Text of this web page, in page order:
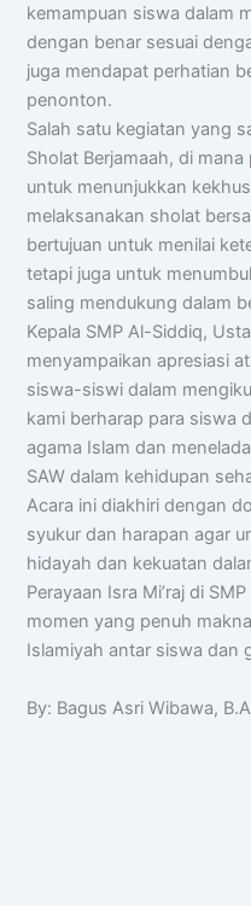
kemampuan siswa dalam
dengan benar sesuai
juga mendapat perhatian
penonton.
Salah satu kegiatan yang
Sholat Berjamaah, di
untuk menunjukkan
melaksanakan sholat
bertujuan untuk menilai
tetapi juga untuk
saling mendukung dalam
Kepala SMP Al-Siddiq,
menyampaikan apresiasi
siswa-siswi dalam
kami berharap para siswa
agama Islam dan
SAW dalam kehidupan
Acara ini diakhiri dengan
syukur dan harapan agar
hidayah dan kekuatan
Perayaan Isra Mi’raj di
momen yang penuh
Islamiyah antar siswa dan
By: Bagus Asri Wibawa,